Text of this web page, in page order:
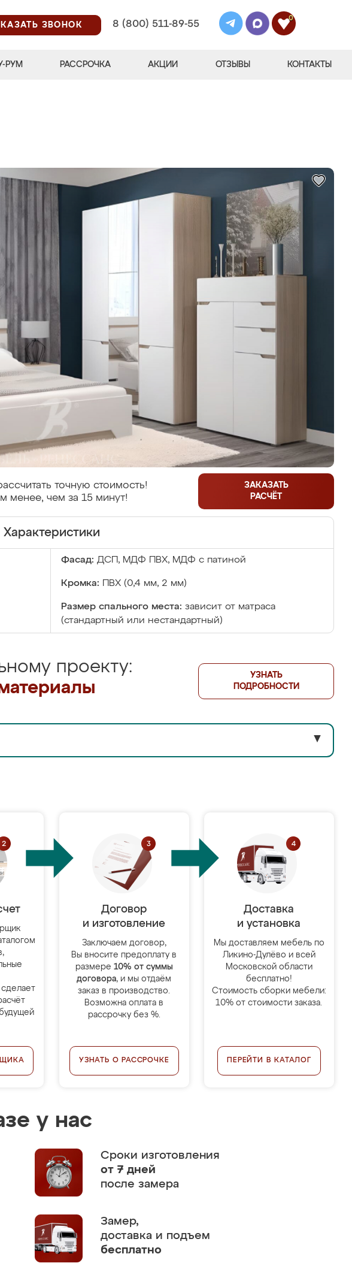
ЗВОНОК
8 (800) 511-89-55
0
РУМ РАССРОЧКА АКЦИИ ОТЗЫВЫ КОНТАКТЫ
точную стоимость!
менее, чем за 15 минут!
ЗАКАЗАТЬ
РАСЧЁТ
Характеристики
Фасад: ДСП, МДФ ПВХ, МДФ с патиной
Кромка: ПВХ (0,4 мм, 2 мм)
Размер спального места: зависит от матраса
(стандартный или нестандартный)
проекту:
УЗНАТЬ
ПОДРОБНОСТИ
▼
Договор
и изготовление
Заключаем договор,
Вы вносите предоплату в
размере 10% от суммы
договора, и мы отдаём
заказ в производство.
Возможна оплата в
рассрочку без %.
УЗНАТЬ О РАССРОЧКЕ
Доставка
и установка
Мы доставляем мебель по
Ликино-Дулёво и всей
Московской области
бесплатно!
Стоимость сборки мебели:
10% от стоимости заказа.
ПЕРЕЙТИ В КАТАЛОГ
у нас
Сроки изготовления
от 7 дней
после замера
Замер,
доставка и подъем
бесплатно